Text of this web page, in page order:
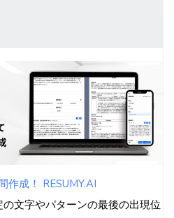
作成！ RESUMY.AI
文字やパターンの最後の出現位